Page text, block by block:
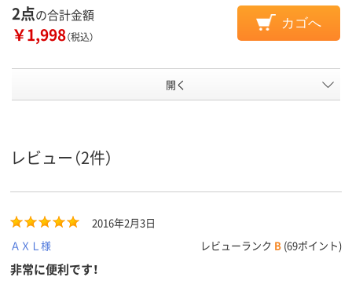
2点の合計金額
￥1,998（税込）
カゴへ
開く
レビュー（2件）
2016年2月3日
ＡＸＬ様
レビューランク B (69ポイント)
非常に便利です！